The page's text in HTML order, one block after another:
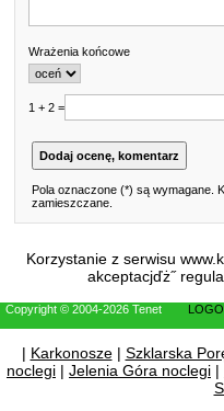
Wrażenia końcowe
1 + 2 =
Pola oznaczone (*) są wymagane.
zamieszczane.
Korzystanie z serwisu
akceptacjďż˝
Copyright © 2004-2026 Tenet
| Karkonosze| Szklarska
noclegi | Jelenia Góra noclegi |